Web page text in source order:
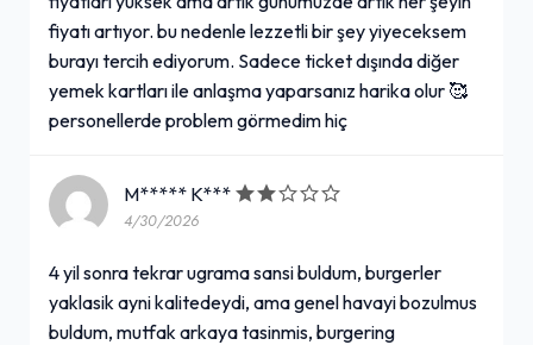
fiyatı artıyor. bu nedenle lezzetli bir şey yiyeceksem
burayı tercih ediyorum. Sadece ticket dışında diğer
yemek kartları ile anlaşma yaparsanız harika olur 🥰
personellerde problem görmedim hiç
M***** K***
4/30/2026
4 yil sonra tekrar ugrama sansi buldum, burgerler
yaklasik ayni kalitedeydi, ama genel havayi bozulmus
buldum, mutfak arkaya tasinmis, burgering